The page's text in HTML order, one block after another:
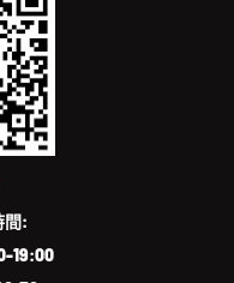
間:
19:00